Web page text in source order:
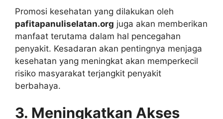
Promosi kesehatan yang dilakukan oleh
pafitapanuliselatan.org juga akan memberikan
manfaat terutama dalam hal pencegahan
penyakit. Kesadaran akan pentingnya menjaga
kesehatan yang meningkat akan memperkecil
risiko masyarakat terjangkit penyakit
berbahaya.
3. Meningkatkan Akses